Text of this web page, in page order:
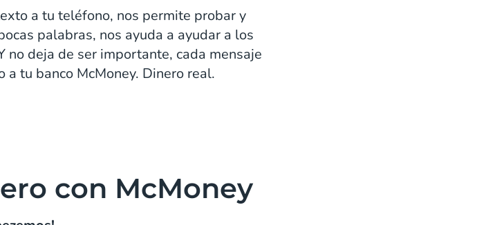
a tu teléfono, nos permite probar y
palabras, nos ayuda a ayudar a los
deja de ser importante, cada mensaje
tu banco McMoney. Dinero real.
con McMoney